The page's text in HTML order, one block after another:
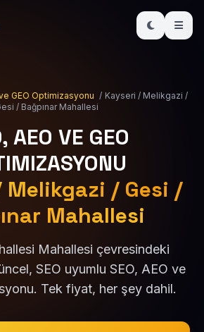
GEO Optimizasyonu / Kayseri / Melikgazi /
/ Bağpınar Mahallesi
AEO VE GEO
Melikgazi / Gesi /
Mahallesi
Mahallesi çevresindeki
SEO uyumlu SEO, AEO ve
Tek fiyat, her şey dahil.